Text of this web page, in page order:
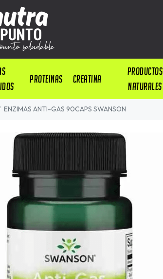
PROTEINAS CREATINA
PRODUCTOS
NATURALES
ENZIMAS ANTI-GAS 90CAPS SWANSON